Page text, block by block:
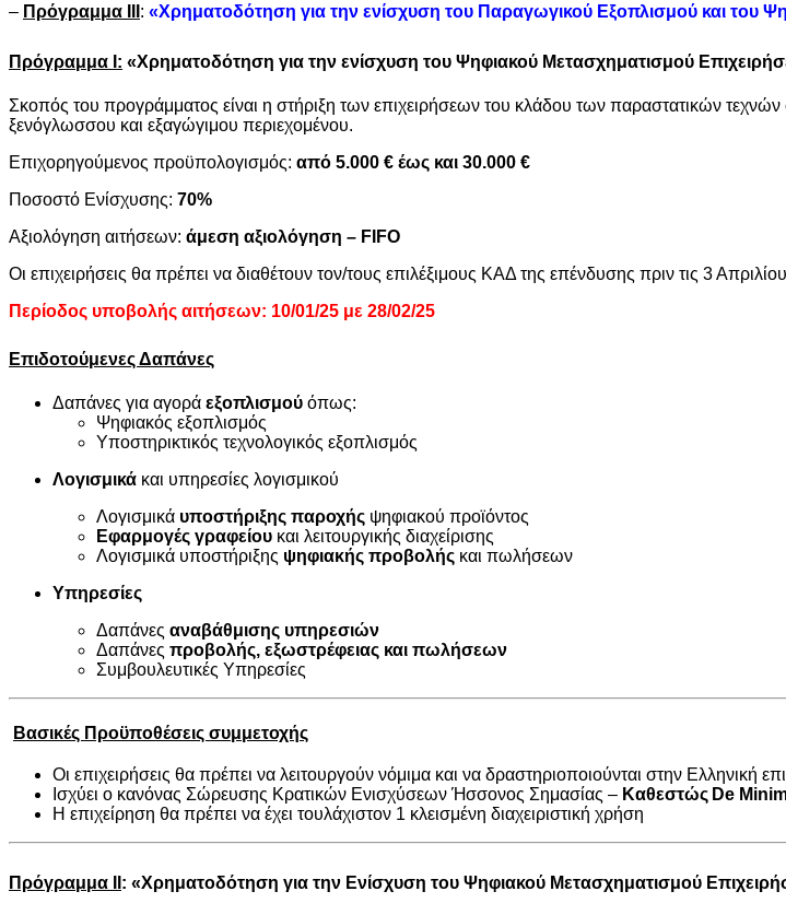
– Πρόγραμμα IΙΙ : «Χρηματοδότηση για την ενίσχυση του Παραγωγικού Εξοπλισμού και του
Πρόγραμμα Ι: «Χρηματοδότηση για την ενίσχυση του Ψηφιακού Μετασχηματισμού
Σκοπός του προγράμματος είναι η στήριξη των επιχειρήσεων του κλάδου των παραστατικών
ξενόγλωσσου και εξαγώγιμου περιεχομένου.
Επιχορηγούμενος προϋπολογισμός: από 5.000 € έως και 30.000 €
Ποσοστό Ενίσχυσης: 70%
Αξιολόγηση αιτήσεων: άμεση αξιολόγηση – FIFO
Οι επιχειρήσεις θα πρέπει να διαθέτουν τον/τους επιλέξιμους ΚΑΔ της επένδυσης πριν τις 3
Περίοδος υποβολής αιτήσεων: 10/01/25 με 28/02/25
Επιδοτούμενες Δαπάνες
Δαπάνες για αγορά εξοπλισμού όπως:
Ψηφιακός εξοπλισμός
Υποστηρικτικός τεχνολογικός εξοπλισμός
Λογισμικά και υπηρεσίες λογισμικού
Λογισμικά υποστήριξης παροχής ψηφιακού προϊόντος
Εφαρμογές γραφείου και λειτουργικής διαχείρισης
Λογισμικά υποστήριξης ψηφιακής προβολής και πωλήσεων
Υπηρεσίες
Δαπάνες αναβάθμισης υπηρεσιών
Δαπάνες προβολής, εξωστρέφειας και πωλήσεων
Συμβουλευτικές Υπηρεσίες
Βασικές Προϋποθέσεις συμμετοχής
Οι επιχειρήσεις θα πρέπει να λειτουργούν νόμιμα και να δραστηριοποιούνται στην Ελληνική
Ισχύει ο κανόνας Σώρευσης Κρατικών Ενισχύσεων Ήσσονος Σημασίας – Καθεστώς De
Η επιχείρηση θα πρέπει να έχει τουλάχιστον 1 κλεισμένη διαχειριστική χρήση
Πρόγραμμα ΙΙ : «Χρηματοδότηση για την Ενίσχυση του Ψηφιακού Μετασχηματισμού